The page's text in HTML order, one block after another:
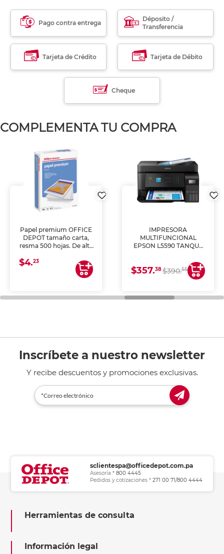
Pago contra entrega
Déposito /
Transferencia
Tarjeta de Crédito Tarjeta de Débito
Cheque
COMPLEMENTA TU COMPRA
Papel premium OFFICE
DEPOT tamaño carta,
resma 500 hojas. De alta
uniforme, ideal para
impresoras de inyección
de tinta y láser,
general de oficina.
$4.23
IMPRESORA
MULTIFUNCIONAL
EPSON L5590 TANQUE
COPIA Y ESCANEA)
$357.38$390.55
Inscríbete a nuestro newsletter
Y recibe descuentos y promociones exclusivas.
sclientespa@officedepot.com.pa
Asesoría * 800 4445
Pedidos y cotizaciones * 271 00 71/800 4444
Herramientas de consulta
Información legal